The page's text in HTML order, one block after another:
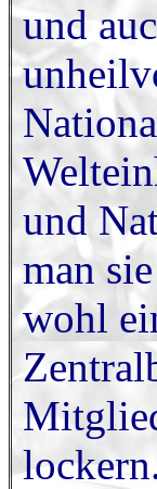
und
und
man
wohl